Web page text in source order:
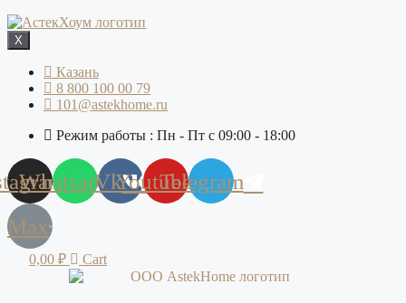
X
Казань
8 800 100 00 79
101@astekhome.ru
Режим работы : Пн - Пт с 09:00 - 18:00
Whatsapp
VkYoutubeTelegram
Max
0,00 ₽ Cart